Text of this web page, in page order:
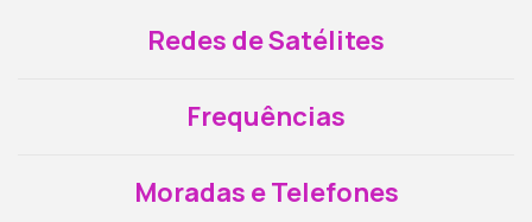
Redes de Satélites
Frequências
Moradas e Telefones